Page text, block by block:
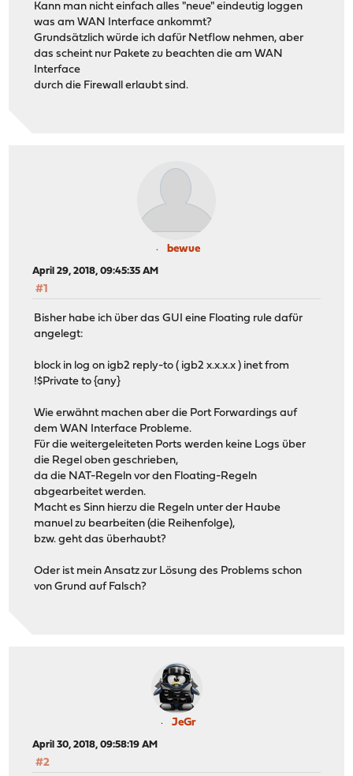
Kann man nicht einfach alles "neue" eindeutig loggen
was am WAN Interface ankommt?
Grundsätzlich würde ich dafür Netflow nehmen, aber
das scheint nur Pakete zu beachten die am WAN
Interface
durch die Firewall erlaubt sind.
bewue
April 29, 2018, 09:45:35 AM
#1
Bisher habe ich über das GUI eine Floating rule dafür
angelegt:
block in log on igb2 reply-to ( igb2 x.x.x.x ) inet from
!$Private to {any}
Wie erwähnt machen aber die Port Forwardings auf
dem WAN Interface Probleme.
Für die weitergeleiteten Ports werden keine Logs über
die Regel oben geschrieben,
da die NAT-Regeln vor den Floating-Regeln
abgearbeitet werden.
Macht es Sinn hierzu die Regeln unter der Haube
manuel zu bearbeiten (die Reihenfolge),
bzw. geht das überhaubt?
Oder ist mein Ansatz zur Lösung des Problems schon
von Grund auf Falsch?
JeGr
April 30, 2018, 09:58:19 AM
#2